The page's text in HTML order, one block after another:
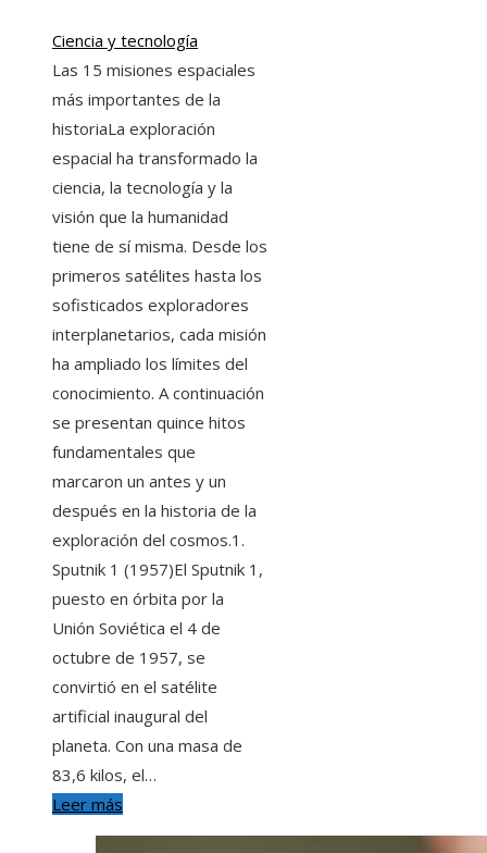
Ciencia y tecnología
Las 15 misiones espaciales
más importantes de la
historiaLa exploración
espacial ha transformado la
ciencia, la tecnología y la
visión que la humanidad
tiene de sí misma. Desde los
primeros satélites hasta los
sofisticados exploradores
interplanetarios, cada misión
ha ampliado los límites del
conocimiento. A continuación
se presentan quince hitos
fundamentales que
marcaron un antes y un
después en la historia de la
exploración del cosmos.1.
Sputnik 1 (1957)El Sputnik 1,
puesto en órbita por la
Unión Soviética el 4 de
octubre de 1957, se
convirtió en el satélite
artificial inaugural del
planeta. Con una masa de
83,6 kilos, el…
Leer más